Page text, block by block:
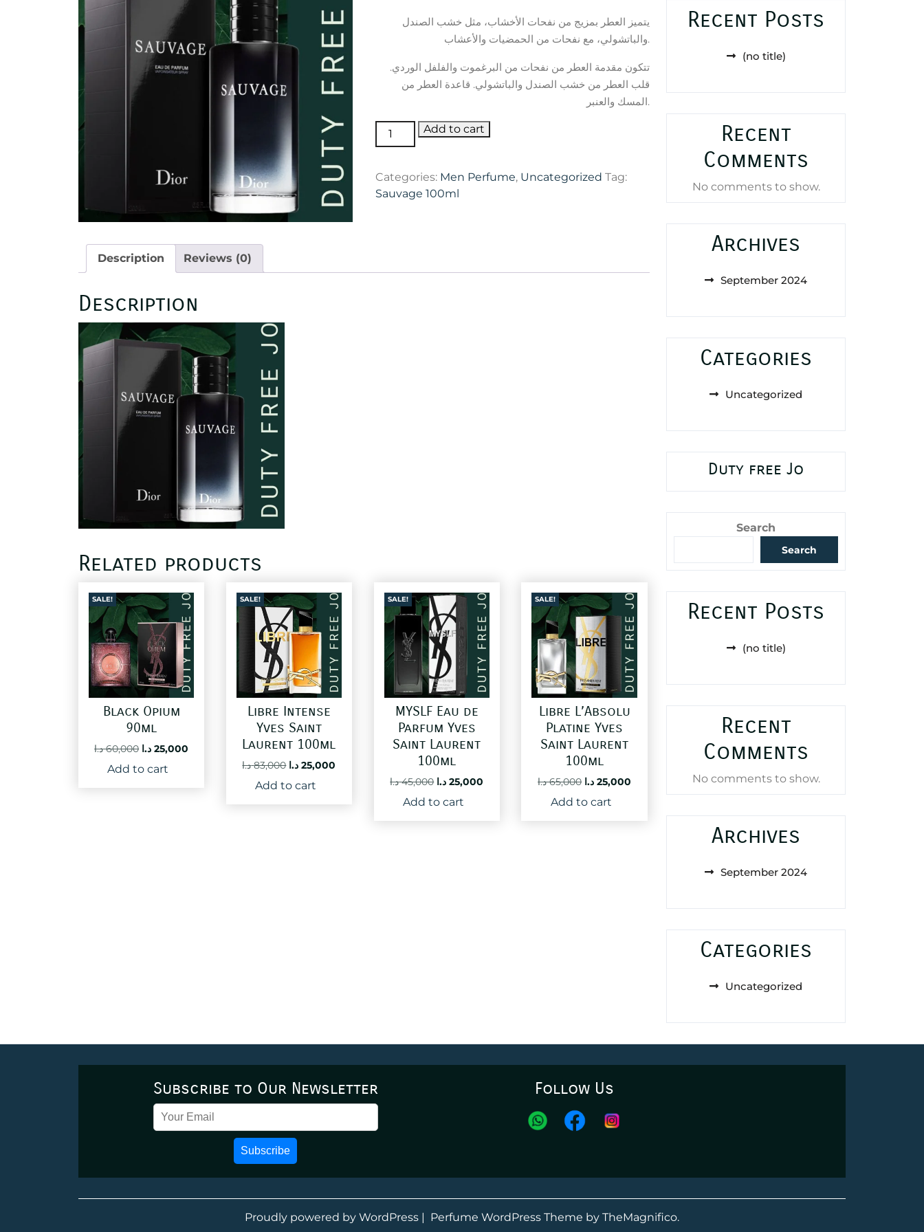
was:
80,000 د.ا.
is:
25,000 د.ا.
يتميز العطر بمزيج من نفحات الأخشاب، مثل خشب الصندل
والباتشولي، مع نفحات من الحمضيات والأعشاب.
تتكون مقدمة العطر من نفحات من البرغموت والفلفل الوردي.
قلب العطر من خشب الصندل والباتشولي. قاعدة العطر من
المسك والعنبر.
Sauvage
100ml
Add to cart
Categories: Men Perfume, Uncategorized Tag:
Sauvage 100ml
Description Reviews (0)
Description
Related products
SALE!
Black Opium
90ml
60,000 د.ا
Original
price
was:
25,000 د.ا
Add to cart
SALE!
Libre Intense
Yves Saint
Laurent 100ml
83,000 د.ا
Original
price
was:
25,000 د.ا
Add to cart
SALE!
MYSLF Eau de
Parfum Yves
Saint Laurent
100ml
45,000 د.ا
Original
price
was:
25,000 د.ا
Add to cart
SALE!
Libre L’Absolu
Platine Yves
Saint Laurent
100ml
65,000 د.ا
Original
price
was:
25,000 د.ا
Add to cart
Recent Posts
(no title)
Recent
Comments
No comments to show.
Archives
September 2024
Categories
Uncategorized
Duty free Jo
Search
Search
Recent Posts
(no title)
Recent
Comments
No comments to show.
Archives
September 2024
Categories
Uncategorized
Subscribe to Our Newsletter
Subscribe
Follow Us
Proudly powered by WordPress | Perfume WordPress Theme by TheMagnifico.